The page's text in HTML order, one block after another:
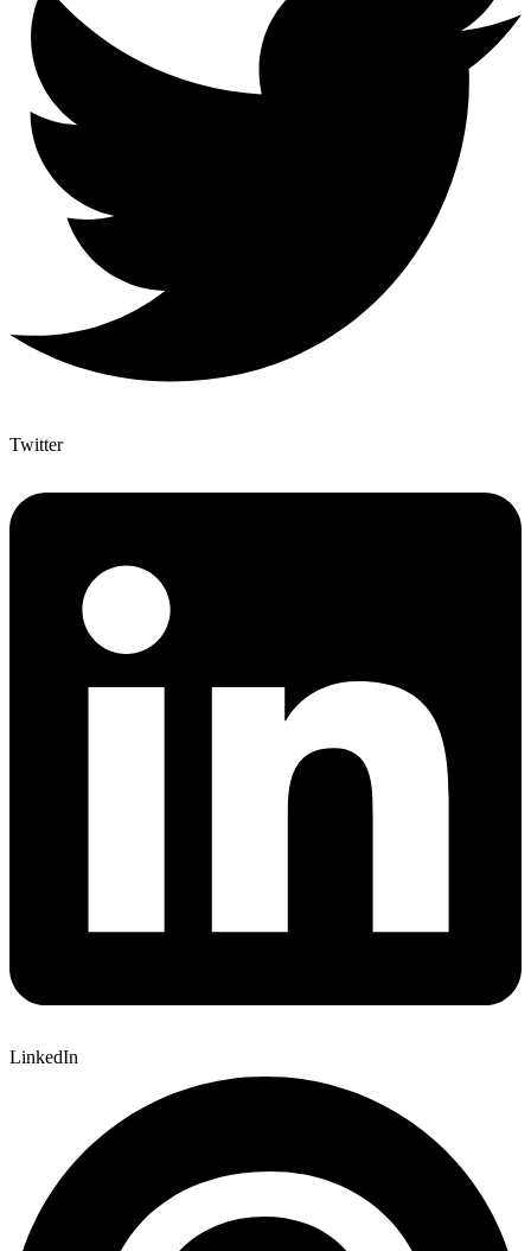
Twitter
LinkedIn